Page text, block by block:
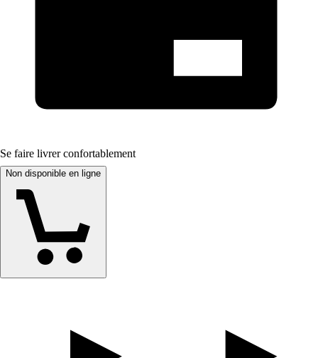
Se faire livrer confortablement
Non disponible en ligne